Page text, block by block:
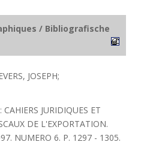
/ Bibliografische
JOSEPH;
CAHIERS JURIDIQUES ET
DE L'EXPORTATION.
NUMERO 6. P. 1297 - 1305.